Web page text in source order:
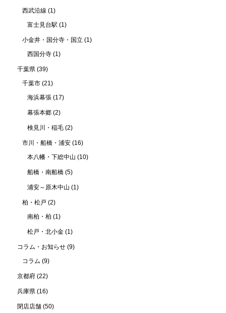
西武沿線 (1)
富士見台駅 (1)
小金井・国分寺・国立 (1)
西国分寺 (1)
千葉県 (39)
千葉市 (21)
海浜幕張 (17)
幕張本郷 (2)
検見川・稲毛 (2)
市川・船橋・浦安 (16)
本八幡・下総中山 (10)
船橋・南船橋 (5)
浦安～原木中山 (1)
柏・松戸 (2)
南柏・柏 (1)
松戸・北小金 (1)
コラム・お知らせ (9)
コラム (9)
京都府 (22)
兵庫県 (16)
閉店店舗 (50)